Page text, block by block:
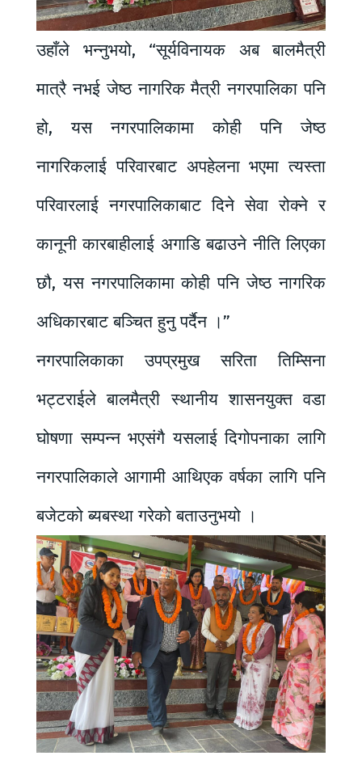
उहाँले भन्नुभयो, “सूर्यविनायक अब बालमैत्री
मात्रै नभई जेष्ठ नागरिक मैत्री नगरपालिका पनि
हो, यस नगरपालिकामा कोही पनि जेष्ठ
नागरिकलाई परिवारबाट अपहेलना भएमा त्यस्ता
परिवारलाई नगरपालिकाबाट दिने सेवा रोक्ने र
कानूनी कारबाहीलाई अगाडि बढाउने नीति लिएका
छौ, यस नगरपालिकामा कोही पनि जेष्ठ नागरिक
अधिकारबाट बञ्चित हुनु पर्दैन ।”
नगरपालिकाका उपप्रमुख सरिता तिम्सिना
भट्टराईले बालमैत्री स्थानीय शासनयुक्त वडा
घोषणा सम्पन्न भएसंगै यसलाई दिगोपनाका लागि
नगरपालिकाले आगामी आथिएक वर्षका लागि पनि
बजेटको ब्यबस्था गरेको बताउनुभयो ।